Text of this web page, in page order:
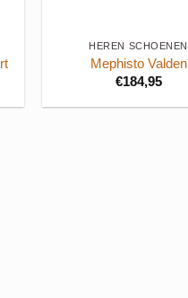
HEREN SCHOENEN
Mephisto Valden
€184,95